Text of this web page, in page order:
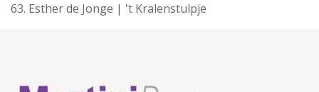
Esther de Jonge | 't Kralenstulpje